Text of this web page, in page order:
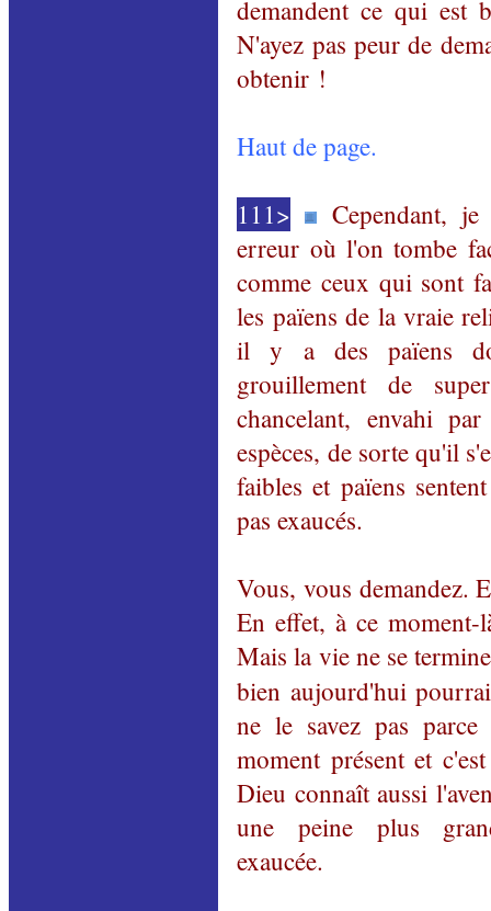
demandentce qui est
N'ayez pas peur de
obtenir !
Haut de page.
111>
Cependant,
erreur où l'on tombe
comme ceux qui sont
les païens de la vraie
il y a des païens
grouillement de
chancelant, envahi
espèces, de sorte qu'il
faibles et païens
pas exaucés.
Vous, vous demandez.
En effet, à ce moment-
Mais la vie ne se
bien aujourd'hui
ne le savez pas
moment présent et
Dieu connaît aussi
une peine plus
exaucée.